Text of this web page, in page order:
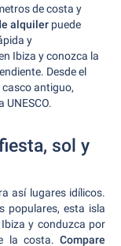
de costa y
alquiler puede
y
Ibiza y conozca la
Desde el
antiguo,
sol y
así lugares idílicos.
populares, esta isla
y conduzca por
la costa. Compare